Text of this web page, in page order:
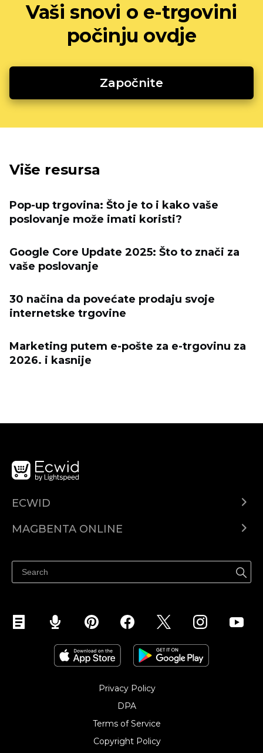
Vaši snovi o e-trgovini
počinju ovdje
Započnite
Više resursa
Pop-up trgovina: Što je to i kako vaše
poslovanje može imati koristi?
Google Core Update 2025: Što to znači za
vaše poslovanje
30 načina da povećate prodaju svoje
internetske trgovine
Marketing putem e-pošte za e-trgovinu za
2026. i kasnije
ECWID
Help center
MAGBENTA ONLINE
Ibenta sa Facebook
Privacy Policy
DPA
Terms of Service
Copyright Policy‎